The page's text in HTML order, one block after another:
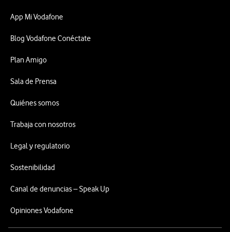
App Mi Vodafone
Blog Vodafone Conéctate
Plan Amigo
Sala de Prensa
Quiénes somos
Trabaja con nosotros
Legal y regulatorio
Sostenibilidad
Canal de denuncias – Speak Up
Opiniones Vodafone